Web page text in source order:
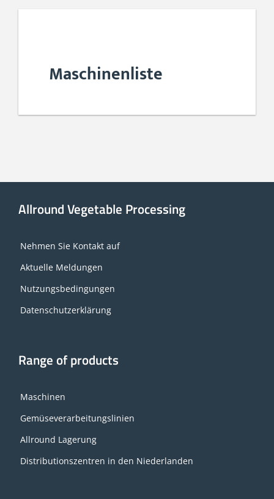
Maschinenliste
Allround Vegetable Processing
Nehmen Sie Kontakt auf
Aktuelle Meldungen
Nutzungsbedingungen
Datenschutzerklärung
Range of products
Maschinen
Gemüseverarbeitungslinien
Allround Lagerung
Distributionszentren in den Niederlanden